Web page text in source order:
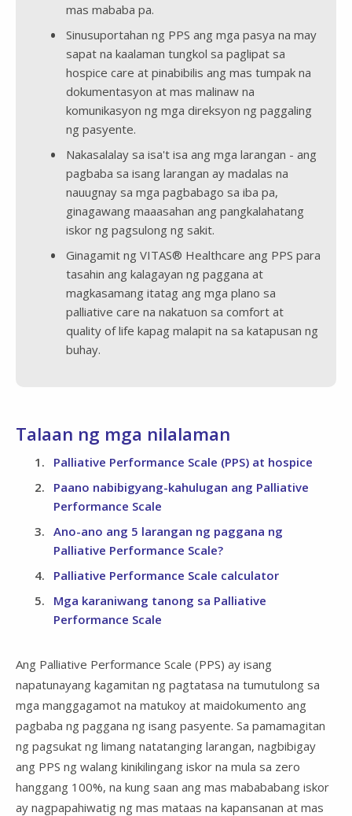
mas mababa pa.
Sinusuportahan ng PPS ang mga pasya na may
sapat na kaalaman tungkol sa paglipat sa
hospice care at pinabibilis ang mas tumpak na
dokumentasyon at mas malinaw na
komunikasyon ng mga direksyon ng paggaling
ng pasyente.
Nakasalalay sa isa't isa ang mga larangan - ang
pagbaba sa isang larangan ay madalas na
nauugnay sa mga pagbabago sa iba pa,
ginagawang maaasahan ang pangkalahatang
iskor ng pagsulong ng sakit.
Ginagamit ng VITAS® Healthcare ang PPS para
tasahin ang kalagayan ng paggana at
magkasamang itatag ang mga plano sa
palliative care na nakatuon sa comfort​​​​​​​ at
quality of life kapag malapit na sa katapusan ng
buhay.
Talaan ng mga nilalaman
Palliative Performance Scale (PPS) at hospice
Paano nabibigyang-kahulugan ang Palliative
Performance Scale
Ano-ano ang 5 larangan ng paggana ng
Palliative Performance Scale?
Palliative Performance Scale calculator
Mga karaniwang tanong sa Palliative
Performance Scale
Ang Palliative Performance Scale (PPS) ay isang
napatunayang kagamitan ng pagtatasa na tumutulong sa
mga manggagamot na matukoy at maidokumento ang
pagbaba ng paggana ng isang pasyente. Sa pamamagitan
ng pagsukat ng limang natatanging larangan, nagbibigay
ang PPS ng walang kinikilingang iskor na mula sa zero
hanggang 100%, na kung saan ang mas mabababang iskor
ay nagpapahiwatig ng mas mataas na kapansanan at mas